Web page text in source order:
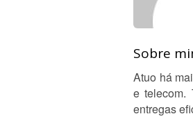
Sobre
Atuo há
e telecom.
entregas